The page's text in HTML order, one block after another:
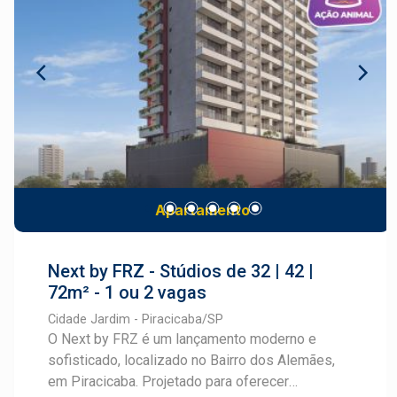
serviços e tudo o que você precisa para viver
com praticidade. Lagos do Engenho é mais do
que um loteamento: é um novo conceito de bairro
planejado, ideal para morar, investir e crescer.
conveniência e exclusividade, ideal para quem
deseja viver bem em um dos bairros mais
valorizados de Piracicaba. Cadastre-se e fale
com um especialista Frias Neto.
Apartamento
Next by FRZ - Stúdios de 32 | 42 |
72m² - 1 ou 2 vagas
Cidade Jardim - Piracicaba/SP
O Next by FRZ é um lançamento moderno e
sofisticado, localizado no Bairro dos Alemães,
em Piracicaba. Projetado para oferecer